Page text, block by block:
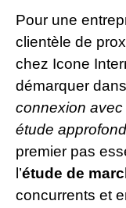
Pour une
clientèle de
chez Icone
démarquer
connexion
étude
premier pas
l’étude de
concurrents et